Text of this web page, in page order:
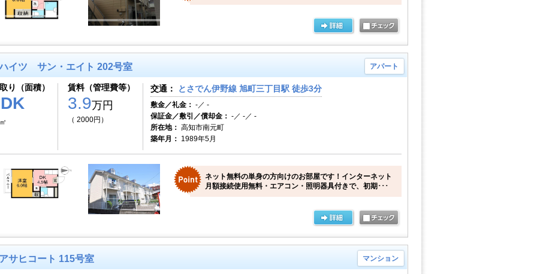
イツ サン・エイト 202号室 アパート
り（面積） 賃料（管理費等）
3.9万円
（ 2000円）
交通： とさでん伊野線 旭町三丁目駅 徒歩3分
敷金／礼金： -／ -
保証金／敷引／償却金： -／ -／ -
所在地： 高知市南元町
築年月： 1989年5月
ネット無料の単身の方向けのお部屋です！インターネット
月額接続使用無料・エアコン・照明器具付きで、初期･･･
サヒコート 115号室 マンション